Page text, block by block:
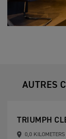
AUTRES
TRIUMPH
0,0